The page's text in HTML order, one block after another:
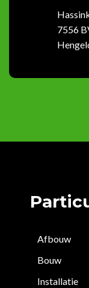
7556
Afbouw
Bouw
Installatie